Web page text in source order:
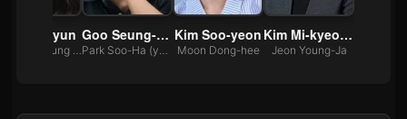
So-hyun Goo Seung-hyun Kim Soo-yeon
Moon Dong-hee
Kim Mi-kyeong
Jeon Young-Ja